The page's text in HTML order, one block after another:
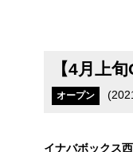
【4月上
オープン (
イナバボックス